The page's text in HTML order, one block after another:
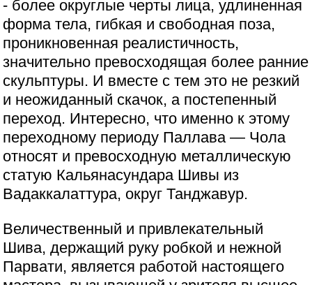
- более округлые черты лица, удлиненная
форма тела, гибкая и свободная поза,
проникновенная реалистичность,
значительно превосходящая более ранние
скульптуры. И вместе с тем это не резкий
и неожиданный скачок, а постепенный
переход. Интересно, что именно к этому
переходному периоду Паллава — Чола
относят и превосходную металлическую
статую Кальянасундара Шивы из
Вадаккалаттура, округ Танджавур.
Величественный и привлекательный
Шива, держащий руку робкой и нежной
Парвати, является работой настоящего